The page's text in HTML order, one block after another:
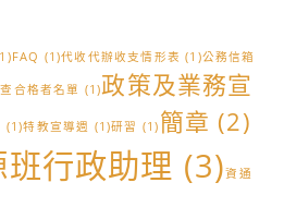
FAQ (1)代收代辦收支情形表 (1)公務信箱
合格者名單 (1)政策及業務宣
(1)特教宣導週 (1)研習 (1) 簡章 (2)
班行政助理 (3)資通